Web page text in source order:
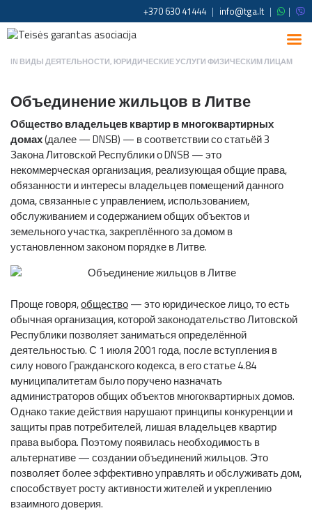
+370 630 41444 | info@tga.lt | |
IN ВИДЫ ДЕЯТЕЛЬНОСТИ, ЮРИДИЧЕСКИЕ УСЛУГИ ФИЗИЧЕСКИМ ЛИЦАМ
Объединение жильцов в Литве
Общество владельцев квартир в многоквартирных
домах(далее — DNSB) — в соответствии со статьёй 3
Закона Литовской Республики о DNSB — это
некоммерческая организация, реализующая общие права,
обязанности и интересы владельцев помещений данного
дома, связанные с управлением, использованием,
обслуживанием и содержанием общих объектов и
земельного участка, закреплённого за домом в
установленном законом порядке в Литве.
Проще говоря,общество— это юридическое лицо, то есть
обычная организация, которой законодательство Литовской
Республики позволяет заниматься определённой
деятельностью. С 1 июля 2001 года, после вступления в
силу нового Гражданского кодекса, в его статье 4.84
муниципалитетам было поручено назначать
администраторов общих объектов многоквартирных домов.
Однако такие действия нарушают принципы конкуренции и
защиты прав потребителей, лишая владельцев квартир
права выбора. Поэтому появилась необходимость в
альтернативе — создании объединений жильцов. Это
позволяет более эффективно управлять и обслуживать дом,
способствует росту активности жителей и укреплению
взаимного доверия.